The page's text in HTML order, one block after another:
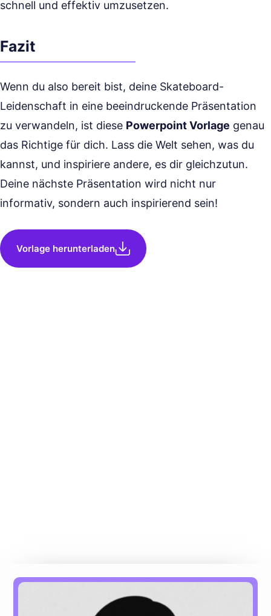
schnell und effektiv umzusetzen.
Fazit
Wenn du also bereit bist, deine Skateboard-
Leidenschaft in eine beeindruckende Präsentation
zu verwandeln, ist diese Powerpoint Vorlage genau
das Richtige für dich. Lass die Welt sehen, was du
kannst, und inspiriere andere, es dir gleichzutun.
Deine nächste Präsentation wird nicht nur
informativ, sondern auch inspirierend sein!
Vorlage herunterladen